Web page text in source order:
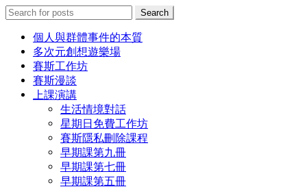
Search
for:
Search
個人與群體事件的本質
多次元創想遊樂場
賽斯工作坊
賽斯漫談
上課演講
生活情境對話
星期日免費工作坊
賽斯隱私刪除課程
早期課第九冊
早期課第七冊
早期課第五冊